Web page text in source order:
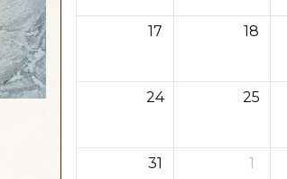
17 18
24 25
31 1